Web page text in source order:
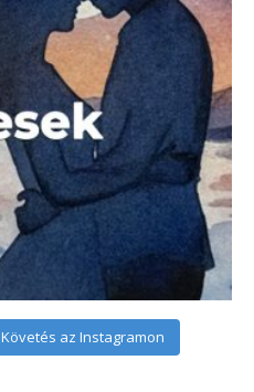
Követés az Instagramon